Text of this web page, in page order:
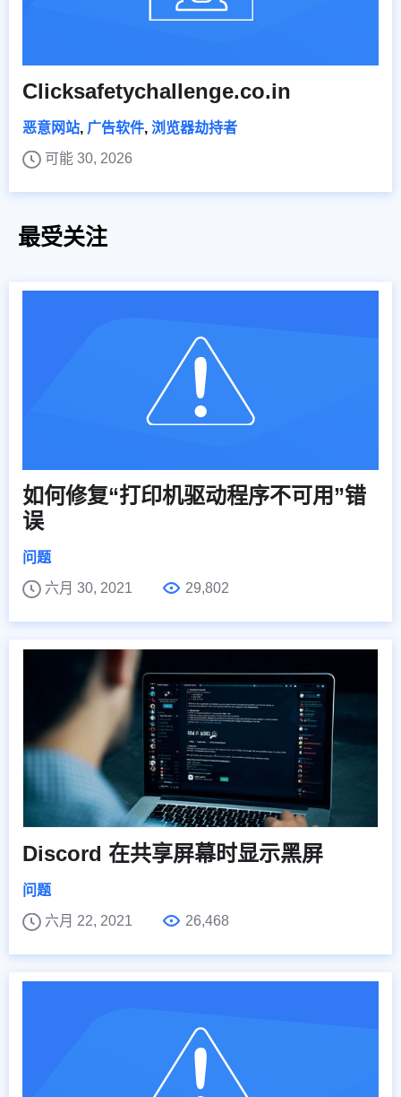
Clicksafetychallenge.co.in
恶意网站, 广告软件, 浏览器劫持者
可能 30, 2026
最受关注
如何修复“打印机驱动程序不可用”错
误
问题
六月 30, 2021
29,802
Discord 在共享屏幕时显示黑屏
问题
六月 22, 2021
26,468